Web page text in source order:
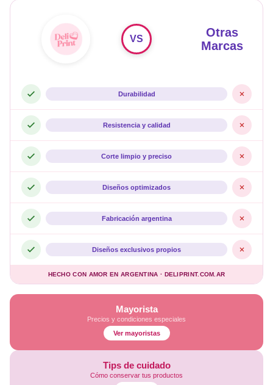
Mayorista
Precios y condiciones especiales
Ver mayoristas
Tips de cuidado
Cómo conservar tus productos
Otras
Marcas
VS
Durabilidad
Resistencia y calidad
Corte limpio y preciso
Diseños optimizados
Fabricación argentina
Diseños exclusivos propios
HECHO CON AMOR EN ARGENTINA · DELIPRINT.COM.AR